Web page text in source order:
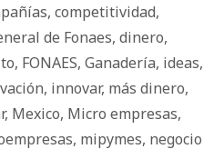
, competitividad,
de Fonaes, dinero,
, FONAES, Ganadería, ideas,
, innovar, más dinero,
, Mexico, Micro empresas,
, mipymes, negocio